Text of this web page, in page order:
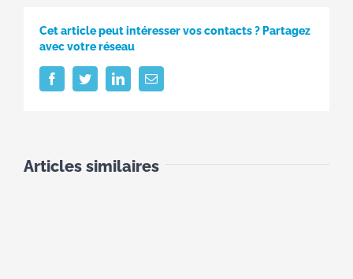
Cet article peut intéresser vos contacts ? Partagez
avec votre réseau
FacebookTwitterLinkedInEmail
Articles similaires